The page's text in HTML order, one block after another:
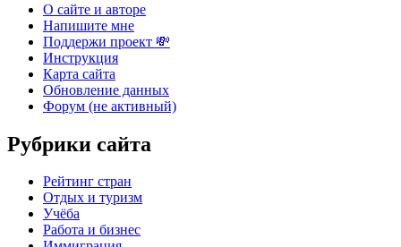
О сайте и авторе
Напишите мне
Поддержи проект 💸
Инструкция
Карта сайта
Обновление данных
Форум (не активный)
Рубрики сайта
Рейтинг стран
Отдых и туризм
Учёба
Работа и бизнес